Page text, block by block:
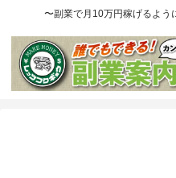
〜副業で月10万円稼げるよう